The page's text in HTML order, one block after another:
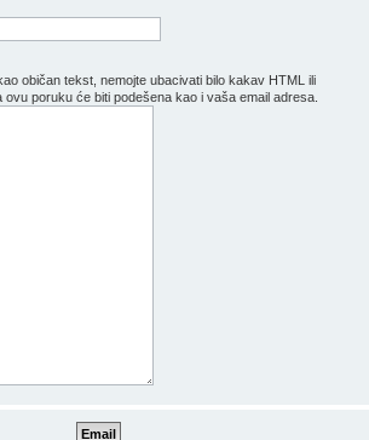
običan tekst, nemojte ubacivati bilo kakav HTML ili
poruku će biti podešena kao i vaša email adresa.